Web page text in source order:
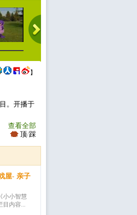
】
。开播于
查看全部
顶/踩
屋- 亲子
小小智慧
目内容...